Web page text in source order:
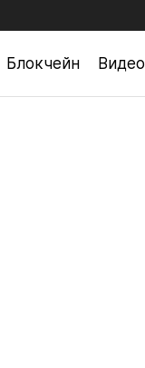
Блокчейн Видео